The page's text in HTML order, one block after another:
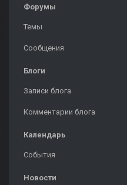
Форумы
Темы
Сообщения
Блоги
Записи блога
Комментарии блога
Календарь
События
Новости